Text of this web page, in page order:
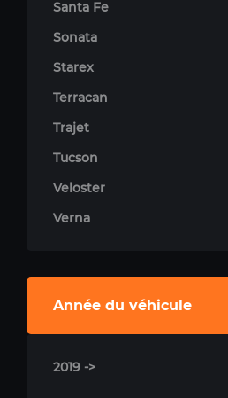
Santa Fe
Sonata
Starex
Terracan
Trajet
Tucson
Veloster
Verna
Année du véhicule
2019 ->